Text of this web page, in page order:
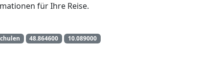
für Ihre Reise.
48.864600 10.089000